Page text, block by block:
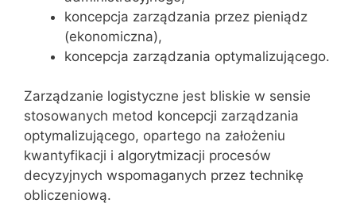
koncepcja zarządzania przez pieniądz
(ekonomiczna),
koncepcja zarządzania optymalizującego.
Zarządzanie logistyczne jest bliskie w sensie
stosowanych metod koncepcji zarządzania
optymalizującego, opartego na założeniu
kwantyfikacji i algorytmizacji procesów
decyzyjnych wspomaganych przez technikę
obliczeniową.